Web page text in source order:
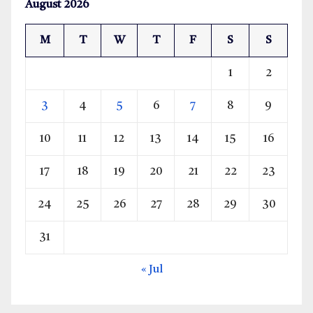
August 2026
M T W T F S S
1 2
3 4 5 6 7 8 9
10 11 12 13 14 15 16
17 18 19 20 21 22 23
24 25 26 27 28 29 30
31
« Jul